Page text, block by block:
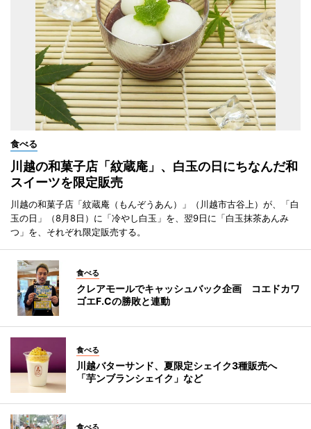
食べる
川越の和菓子店「紋蔵庵」、白玉の日にちなんだ和
スイーツを限定販売
川越の和菓子店「紋蔵庵（もんぞうあん）」（川越市古谷上）が、「白
玉の日」（8月8日）に「冷やし白玉」を、翌9日に「白玉抹茶あんみ
つ」を、それぞれ限定販売する。
食べる
クレアモールでキャッシュバック企画 コエドカワ
ゴエF.Cの勝敗と連動
食べる
川越バターサンド、夏限定シェイク3種販売へ
「芋ンブランシェイク」など
食べる